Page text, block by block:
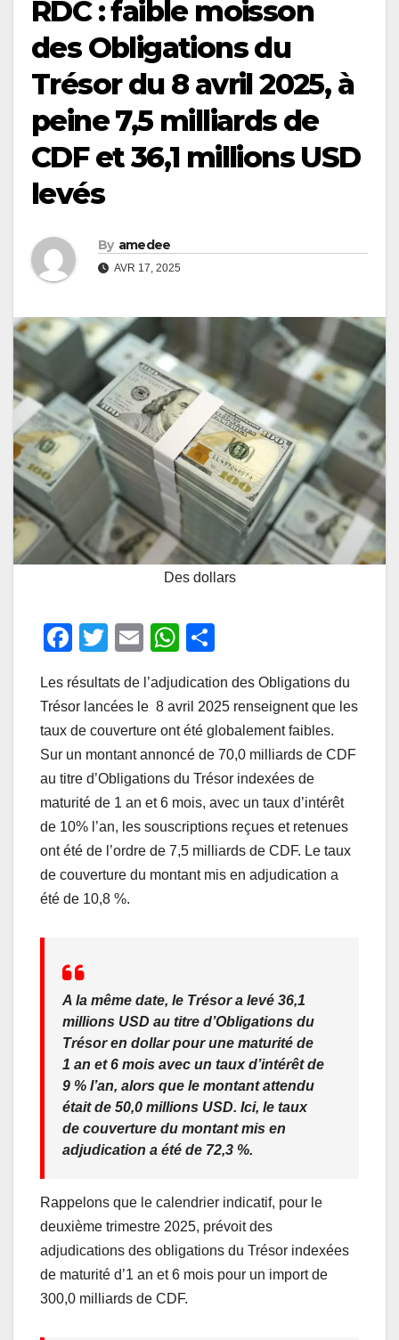
RDC : faible moisson
des Obligations du
Trésor du 8 avril 2025, à
peine 7,5 milliards de
CDF et 36,1 millions USD
levés
By amedee
AVR 17, 2025
Des dollars
F
c
e
b
o
o
k
T
tt
er
E
ail
W
at
s
A
p
p
ta
g
er
Les résultats de l’adjudication des Obligations du
Trésor lancées le 8 avril 2025 renseignent que les
taux de couverture ont été globalement faibles.
Sur un montant annoncé de 70,0 milliards de CDF
au titre d’Obligations du Trésor indexées de
maturité de 1 an et 6 mois, avec un taux d’intérêt
de 10% l’an, les souscriptions reçues et retenues
ont été de l’ordre de 7,5 milliards de CDF. Le taux
de couverture du montant mis en adjudication a
été de 10,8 %.
A la même date, le Trésor a levé 36,1
millions USD au titre d’Obligations du
Trésor en dollar pour une maturité de
1 an et 6 mois avec un taux d’intérêt de
9 % l’an, alors que le montant attendu
était de 50,0 millions USD. Ici, le taux
de couverture du montant mis en
adjudication a été de 72,3 %.
Rappelons que le calendrier indicatif, pour le
deuxième trimestre 2025, prévoit des
adjudications des obligations du Trésor indexées
de maturité d’1 an et 6 mois pour un import de
300,0 milliards de CDF.